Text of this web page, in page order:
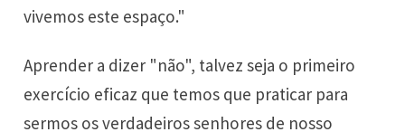
vivemos este espaço."
Aprender a dizer "não", talvez seja o primeiro
exercício eficaz que temos que praticar para
sermos os verdadeiros senhores de nosso